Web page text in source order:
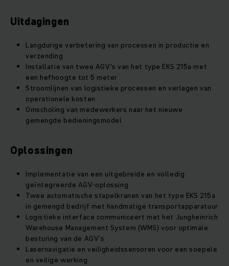
Uitdagingen
Langdurige verbetering van processen in productie en
verzending
Installatie van twee AGV's van het type EKS 215a met
een hefhoogte tot 5 meter
Stroomlijnen van logistieke processen en verlagen van
operationele kosten
Omscholing van medewerkers naar het nieuwe
gemengde bedieningsmodel
Oplossingen
Implementatie van een uitgebreide en volledig
geïntegreerde AGV-oplossing
Twee automatische stapelkranen van het type EKS 215a
in gemengd bedrijf met handmatige transportapparatuur
Logistieke interface communiceert met het Jungheinrich
Warehouse Management System (WMS) voor optimale
besturing van de AGV's
Lasernavigatie en veiligheidssensoren voor een soepele
en veilige werking